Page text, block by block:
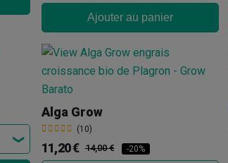
Ajouter au panier
Alga Grow
(10)
11,20 € 14,00 € -20%